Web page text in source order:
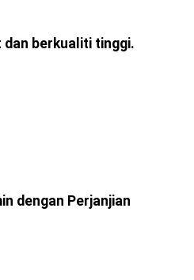
dan berkualiti tinggi.
dengan Perjanjian